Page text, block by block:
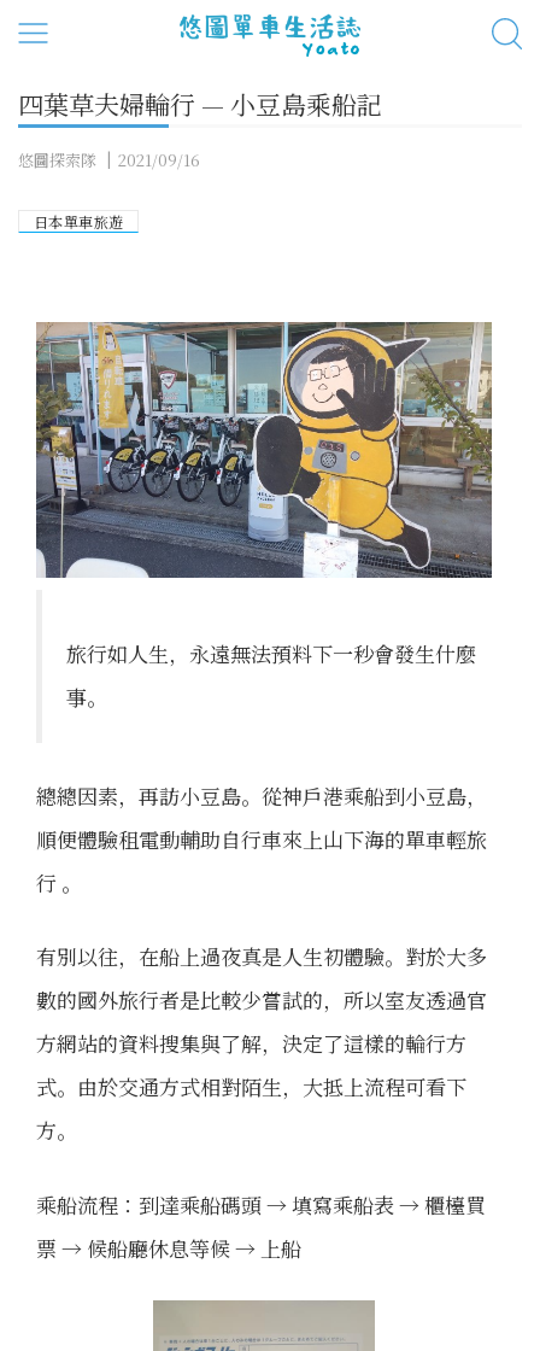
四葉草夫婦輪行 — 小豆島乘船記
悠圖探索隊 2021/09/16
日本單車旅遊
旅行如人生，永遠無法預料下一秒會發生什麼
事。
總總因素，再訪小豆島。從神戶港乘船到小豆島，
順便體驗租電動輔助自行車來上山下海的單車輕旅
行 。
有別以往，在船上過夜真是人生初體驗。對於大多
數的國外旅行者是比較少嘗試的，所以室友透過官
方網站的資料搜集與了解，決定了這樣的輪行方
式。由於交通方式相對陌生，大抵上流程可看下
方。
乘船流程：到達乘船碼頭 → 填寫乘船表 → 櫃檯買
票 → 候船廳休息等候 → 上船